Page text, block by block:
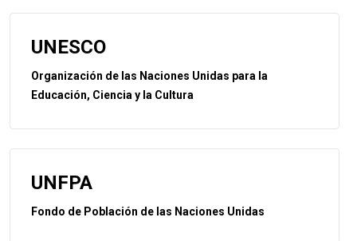
UNESCO
Organización de las Naciones Unidas para la
Educación, Ciencia y la Cultura
UNFPA
Fondo de Población de las Naciones Unidas